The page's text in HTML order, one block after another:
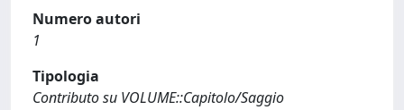
Numero autori
1
Tipologia
Contributo su VOLUME::Capitolo/Saggio